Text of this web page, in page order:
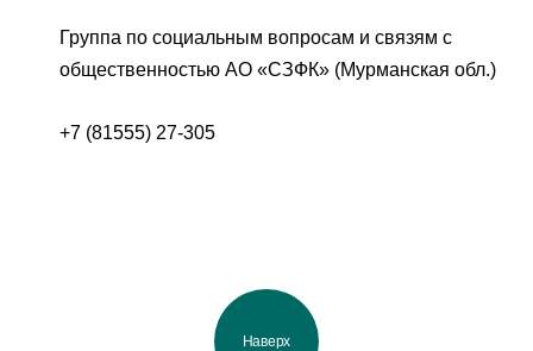
Группа по социальным вопросам и связям с
общественностью АО «СЗФК» (Мурманская обл.)
+7 (81555) 27-305
Наверх